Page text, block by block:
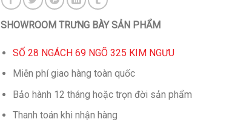
SHOWROOM TRƯNG BÀY SẢN PHẨM
SỐ 28 NGÁCH 69 NGÕ 325 KIM NGƯU
Miễn phí giao hàng toàn quốc
Bảo hành 12 tháng hoặc trọn đời sản phẩm
Thanh toán khi nhận hàng